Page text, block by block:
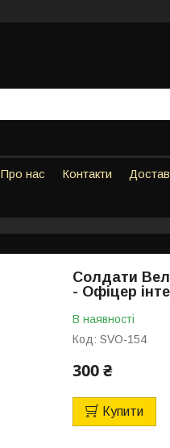
Про нас Контакти
Солдати
- Офіцер
В наявності
Код: SVO-154
300 ₴
Купити